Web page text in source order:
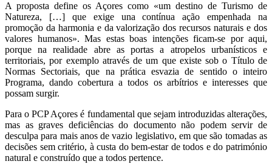
A proposta define os Açores como «um destino de Turismo de
Natureza, […] que exige una contínua ação empenhada na
promoção da harmonia e da valorização dos recursos naturais e dos
valores humanos». Mas estas boas intenções ficam-se por aqui,
porque na realidade abre as portas a atropelos urbanísticos e
territoriais, por exemplo através de um que existe sob o Título de
Normas Sectoriais, que na prática esvazia de sentido o inteiro
Programa, dando cobertura a todos os arbítrios e interesses que
possam surgir.
Para o PCP Açores é fundamental que sejam introduzidas alterações,
mas as graves deficiências do documento não podem servir de
desculpa para mais anos de vazio legislativo, em que são tomadas as
decisões sem critério, à custa do bem-estar de todos e do património
natural e construído que a todos pertence.